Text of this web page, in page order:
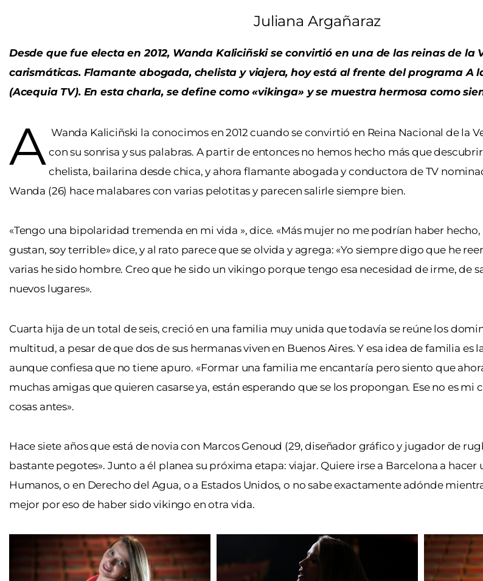
Juliana Argañaraz
Desde que fue electa en 2012, Wanda Kaliciñski se convirtió en una de las reinas de la
carismáticas. Flamante abogada, chelista y viajera, hoy está al frente del programa A
(Acequia TV). En esta charla, se define como «vikinga» y se muestra hermosa como
A Wanda Kaliciñski la conocimos en 2012 cuando se convirtió en Reina Nacional de la
con su sonrisa y sus palabras. A partir de entonces no hemos hecho más que
chelista, bailarina desde chica, y ahora flamante abogada y conductora de TV
Wanda (26) hace malabares con varias pelotitas y parecen salirle siempre bien.
«Tengo una bipolaridad tremenda en mi vida », dice. «Más mujer no me podrían haber
gustan, soy terrible» dice, y al rato parece que se olvida y agrega: «Yo siempre digo que he
varias he sido hombre. Creo que he sido un vikingo porque tengo esa necesidad de irme, de
nuevos lugares».
Cuarta hija de un total de seis, creció en una familia muy unida que todavía se reúne los
multitud, a pesar de que dos de sus hermanas viven en Buenos Aires. Y esa idea de familia es
aunque confiesa que no tiene apuro. «Formar una familia me encantaría pero siento que
muchas amigas que quieren casarse ya, están esperando que se los propongan. Ese no es mi
cosas antes».
Hace siete años que está de novia con Marcos Genoud (29, diseñador gráfico y jugador de
bastante pegotes». Junto a él planea su próxima etapa: viajar. Quiere irse a Barcelona a
Humanos, o en Derecho del Agua, o a Estados Unidos, o no sabe exactamente adónde
mejor por eso de haber sido vikingo en otra vida.